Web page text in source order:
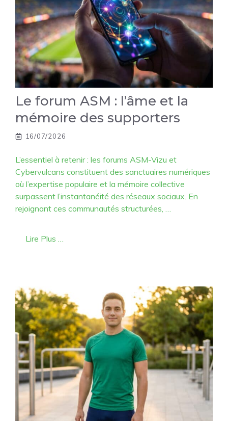
Le forum ASM : l’âme et la
mémoire des supporters
16/07/2026
L’essentiel à retenir : les forums ASM-Vizu et
Cybervulcans constituent des sanctuaires numériques
où l’expertise populaire et la mémoire collective
surpassent l’instantanéité des réseaux sociaux. En
rejoignant ces communautés structurées, …
Lire Plus …